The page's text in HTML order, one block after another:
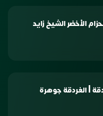
الأخضر الشيخ زايد
| الغردقة جوهرة